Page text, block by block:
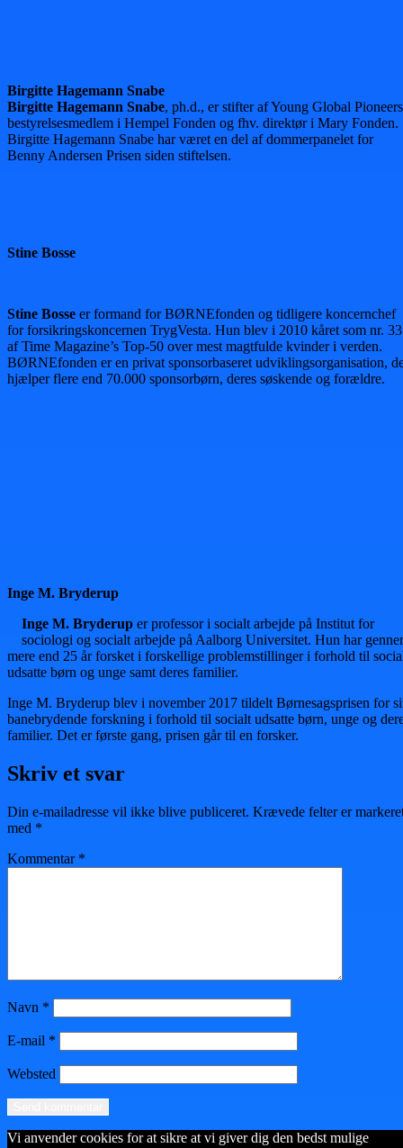
Birgitte Hagemann Snabe
Birgitte Hagemann Snabe, ph.d., er stifter af Young Global
bestyrelsesmedlem i Hempel Fonden og fhv. direktør i Mary Fonden.
Birgitte Hagemann Snabe har været en del af dommerpanelet for
Benny Andersen Prisen siden stiftelsen.
Stine Bosse
Stine Bosse er formand for BØRNEfonden og tidligere koncernchef
for forsikringskoncernen TrygVesta. Hun blev i 2010 kåret som nr. 33
af Time Magazine’s Top-50 over mest magtfulde kvinder i verden.
BØRNEfonden er en privat sponsorbaseret udviklingsorganisation,
hjælper flere end 70.000 sponsorbørn, deres søskende og forældre.
Inge M. Bryderup
Inge M. Bryderup er professor i socialt arbejde på Institut for
sociologi og socialt arbejde på Aalborg Universitet. Hun har
mere end 25 år forsket i forskellige problemstillinger i forhold til
udsatte børn og unge samt deres familier.
Inge M. Bryderup blev i november 2017 tildelt Børnesagsprisen for
banebrydende forskning i forhold til socialt udsatte børn, unge og
familier. Det er første gang, prisen går til en forsker.
Skriv et svar
Din e-mailadresse vil ikke blive publiceret. Krævede felter er
med *
Kommentar *
Navn *
E-mail *
Websted
Vi anvender cookies for at sikre at vi giver dig den bedst mulige